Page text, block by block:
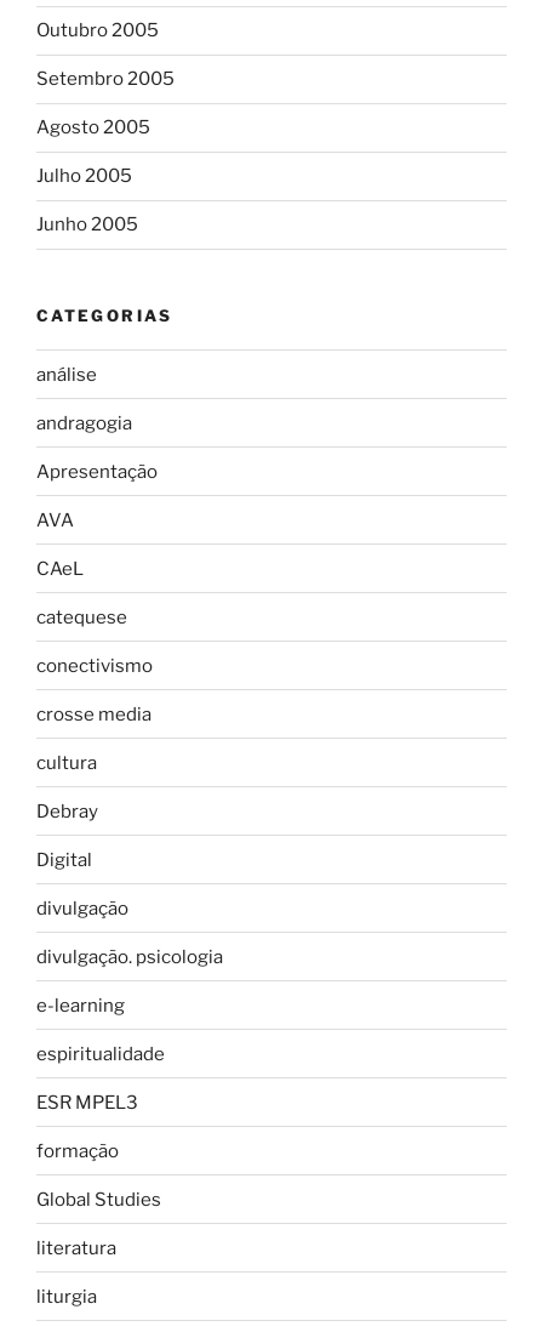
Outubro 2005
Setembro 2005
Agosto 2005
Julho 2005
Junho 2005
CATEGORIAS
análise
andragogia
Apresentação
AVA
CAeL
catequese
conectivismo
crosse media
cultura
Debray
Digital
divulgação
divulgação. psicologia
e-learning
espiritualidade
ESR MPEL3
formação
Global Studies
literatura
liturgia